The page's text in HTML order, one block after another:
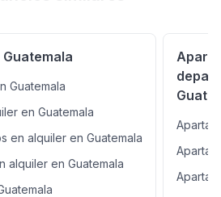
Guatemala
en Guatemala
en alquiler en Guatemala
alquiler en Guatemala